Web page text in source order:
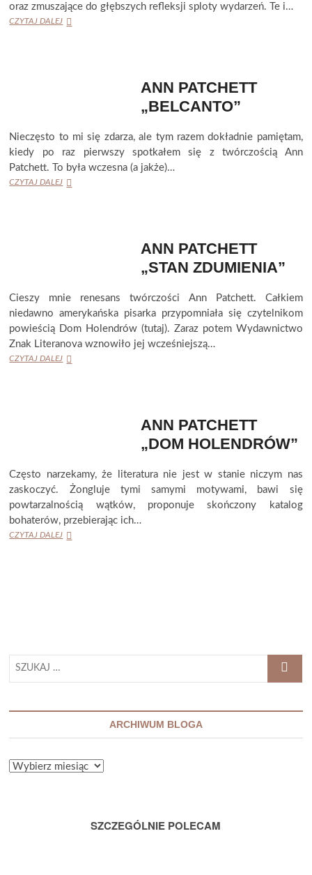
oraz zmuszające do głębszych refleksji sploty wydarzeń. Te i…
CZYTAJ DALEJANN
ANN PATCHETT
„BELCANTO”
Nieczęsto to mi się zdarza, ale tym razem dokładnie pamiętam,
kiedy po raz pierwszy spotkałem się z twórczością Ann
Patchett. To była wczesna (a jakże)…
CZYTAJ DALEJANN
ANN PATCHETT
„STAN ZDUMIENIA”
Cieszy mnie renesans twórczości Ann Patchett. Całkiem
niedawno amerykańska pisarka przypomniała się czytelnikom
powieścią Dom Holendrów (tutaj). Zaraz potem Wydawnictwo
Znak Literanova wznowiło jej wcześniejszą…
CZYTAJ DALEJANN
ANN PATCHETT
„DOM HOLENDRÓW”
Często narzekamy, że literatura nie jest w stanie niczym nas
zaskoczyć. Żongluje tymi samymi motywami, bawi się
powtarzalnością wątków, proponuje skończony katalog
bohaterów, przebierając ich…
CZYTAJ DALEJANN
SZUKAJ
ARCHIWUM BLOGA
ARCHIWUM
SZCZEGÓLNIE POLECAM